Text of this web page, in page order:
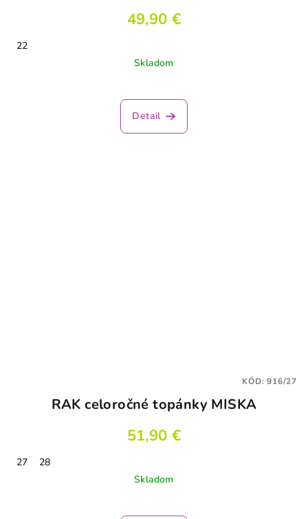
49,90 €
22
Skladom
Detail
RAK celoročné topánky MISKA
51,90 €
27
28
Skladom
KÓD:916/27